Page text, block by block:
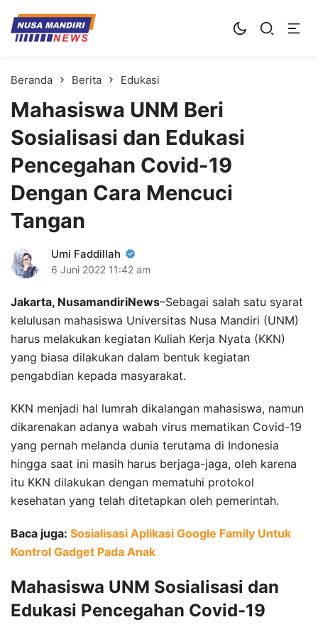
Kampus Digital Bisnis
Universitas Nusa Mandiri
Beranda Berita Edukasi
Mahasiswa UNM Beri
Sosialisasi dan Edukasi
Pencegahan Covid-19
Dengan Cara Mencuci
Tangan
Umi Faddillah
6 Juni 2022 11:42 am
Jakarta, NusamandiriNews–Sebagai salah satu syarat
kelulusan mahasiswa Universitas Nusa Mandiri (UNM)
harus melakukan kegiatan Kuliah Kerja Nyata (KKN)
yang biasa dilakukan dalam bentuk kegiatan
pengabdian kepada masyarakat.
KKN menjadi hal lumrah dikalangan mahasiswa, namun
dikarenakan adanya wabah virus mematikan Covid-19
yang pernah melanda dunia terutama di Indonesia
hingga saat ini masih harus berjaga-jaga, oleh karena
itu KKN dilakukan dengan mematuhi protokol
kesehatan yang telah ditetapkan oleh pemerintah.
Baca juga: Sosialisasi Aplikasi Google Family Untuk
Kontrol Gadget Pada Anak
Mahasiswa UNM Sosialisasi dan
Edukasi Pencegahan Covid-19